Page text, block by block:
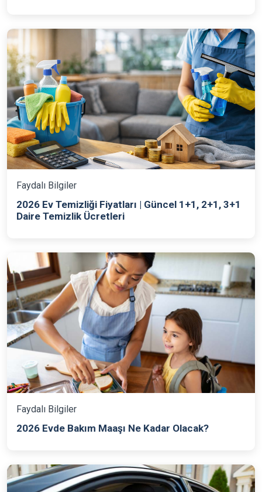
Faydalı Bilgiler
2026 Ev Temizliği Fiyatları | Güncel 1+1, 2+1, 3+1
Daire Temizlik Ücretleri
Faydalı Bilgiler
2026 Evde Bakım Maaşı Ne Kadar Olacak?